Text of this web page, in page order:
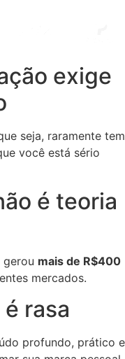
exige
seja, raramente tem
você está sério
é teoria
gerou mais de R$400
mercados.
rasa
profundo, prático e